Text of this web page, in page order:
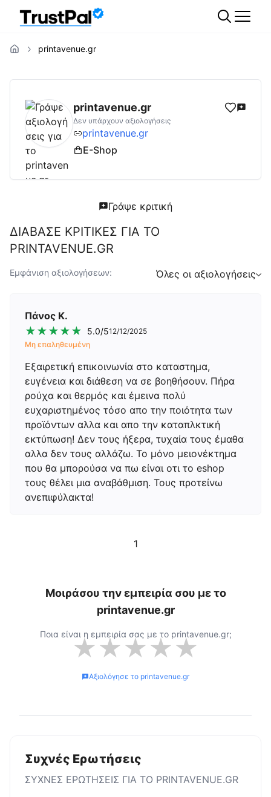
printavenue.gr
printavenue.gr Αξιολογήσεις | Δες
printavenue.gr
Δεν υπάρχουν αξιολογήσεις
printavenue.gr
E-Shop
Γράψε κριτική
ΔΙΑΒΑΣΕ ΚΡΙΤΙΚΕΣ ΓΙΑ ΤΟ
PRINTAVENUE.GR
Εμφάνιση αξιολογήσεων: Όλες οι αξιολογήσεις
Πάνος K.
★★★★★ 5.0/512/12/2025
Μη επαληθευμένη
Εξαιρετική επικοινωνία στο καταστημα,
ευγένεια και διάθεση να σε βοηθήσουν. Πήρα
ρούχα και θερμός και έμεινα πολύ
ευχαριστημένος τόσο απο την ποιότητα των
προϊόντων αλλα και απο την καταπλκτική
εκτύπωση! Δεν τους ήξερα, τυχαία τους έμαθα
αλλα δεν τους αλλάζω. Το μόνο μειονέκτημα
που θα μπορούσα να πω είναι οτι το eshop
τους θέλει μια αναβάθμιση. Τους προτείνω
ανεπιφύλακτα!
1
Μοιράσου την εμπειρία σου με το
printavenue.gr
Ποια είναι η εμπειρία σας με το printavenue.gr;
★★★★★
Αξιολόγησε το printavenue.gr
Συχνές Ερωτήσεις
ΣΥΧΝΕΣ ΕΡΩΤΗΣΕΙΣ ΓΙΑ ΤΟ PRINTAVENUE.GR